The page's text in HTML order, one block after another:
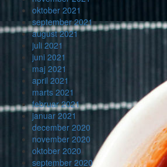
oktober 2021
september 2021
august 2021
juli 2021
juni 2021
maj 2021
april 2021
marts 2021
februar 2021
januar 2021
december 2020
november 2020
oktober 2020
september 2020